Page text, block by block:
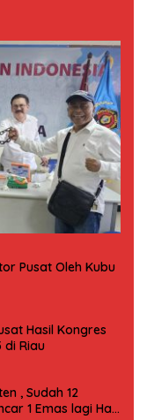
Pusat Oleh Kubu
Hasil Kongres
di Riau
, Sudah 12
1 Emas lagi Hari